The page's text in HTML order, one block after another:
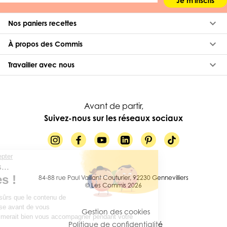
Continuer sans accepter
Salut c'est nous...
les Cookies !
On a attendu d'être sûrs que le contenu de
ce site vous intéresse avant de vous
déranger, mais on aimerait bien vous accompagner pendant votre
Nos paniers recettes keyboard_arrow_down
À propos des Commis keyboard_arrow_down
Travailler avec nous keyboard_arrow_down
Avant de partir,
Suivez-nous sur les réseaux sociaux
84-88 rue Paul Vaillant Couturier, 92230 Gennevilliers
© Les Commis 2026
Gestion des cookies
Politique de confidentialité